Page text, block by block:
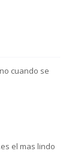
cuando se
el mas lindo